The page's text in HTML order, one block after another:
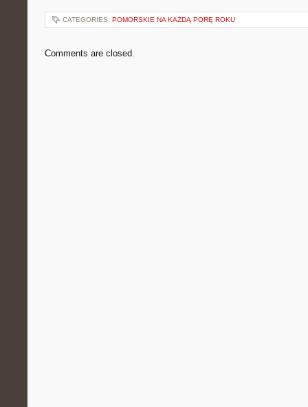
CATEGORIES: POMORSKIE NA KAŻDĄ PORĘ ROKU
Comments are closed.